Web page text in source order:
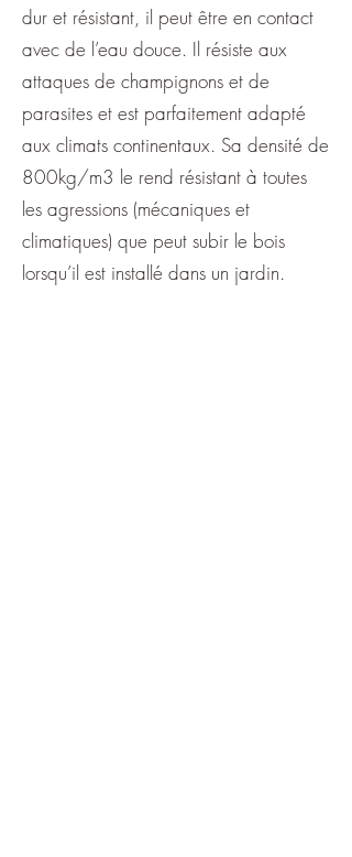
dur et résistant, il peut être en contact
avec de l’eau douce. Il résiste aux
attaques de champignons et de
parasites et est parfaitement adapté
aux climats continentaux. Sa densité de
800kg/m3 le rend résistant à toutes
les agressions (mécaniques et
climatiques) que peut subir le bois
lorsqu’il est installé dans un jardin.